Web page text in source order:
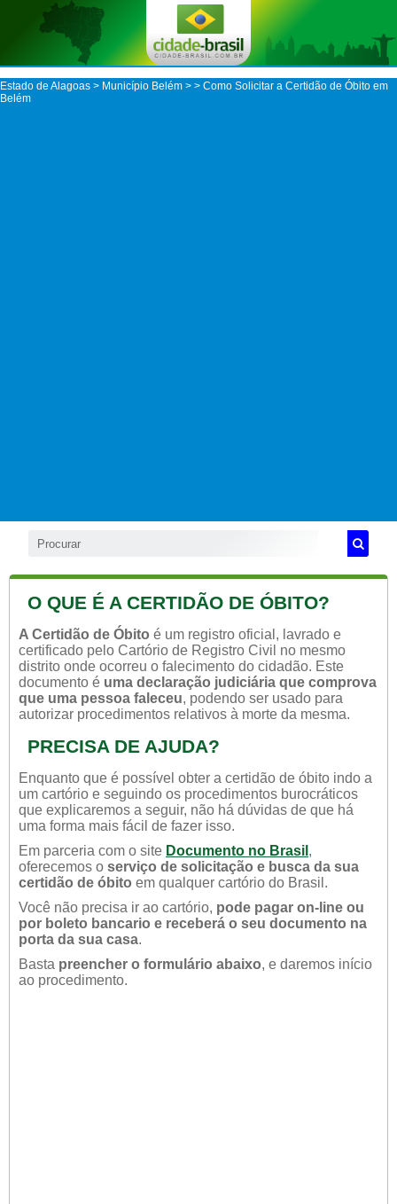
Estado de Alagoas > Município Belém > > Como Solicitar a Certidão de Óbito em
Belém
O QUE É A CERTIDÃO DE ÓBITO?
A Certidão de Óbito é um registro oficial, lavrado e
certificado pelo Cartório de Registro Civil no mesmo
distrito onde ocorreu o falecimento do cidadão. Este
documento é uma declaração judiciária que comprova
que uma pessoa faleceu, podendo ser usado para
autorizar procedimentos relativos à morte da mesma.
PRECISA DE AJUDA?
Enquanto que é possível obter a certidão de óbito indo a
um cartório e seguindo os procedimentos burocráticos
que explicaremos a seguir, não há dúvidas de que há
uma forma mais fácil de fazer isso.
Em parceria com o site Documento no Brasil ,
oferecemos o serviço de solicitação e busca da sua
certidão de óbito em qualquer cartório do Brasil.
Você não precisa ir ao cartório, pode pagar on-line ou
por boleto bancario e receberá o seu documento na
porta da sua casa.
Basta preencher o formulário abaixo, e daremos início
ao procedimento.